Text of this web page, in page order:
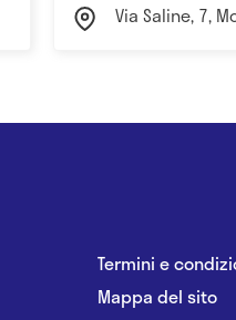
Via Saline, 7,
Termini e
Mappa del sito